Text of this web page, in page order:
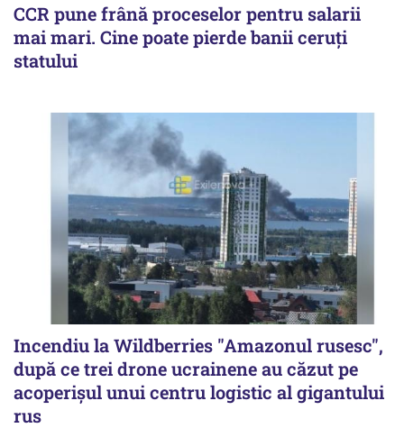
CCR pune frână proceselor pentru salarii
mai mari. Cine poate pierde banii ceruți
statului
Incendiu la Wildberries "Amazonul rusesc",
după ce trei drone ucrainene au căzut pe
acoperişul unui centru logistic al gigantului
rus